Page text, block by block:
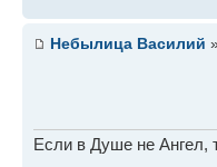
Небылица Василий
Если в Душе не Ангел,